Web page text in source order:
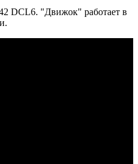
DCL6. "Движок" работает в